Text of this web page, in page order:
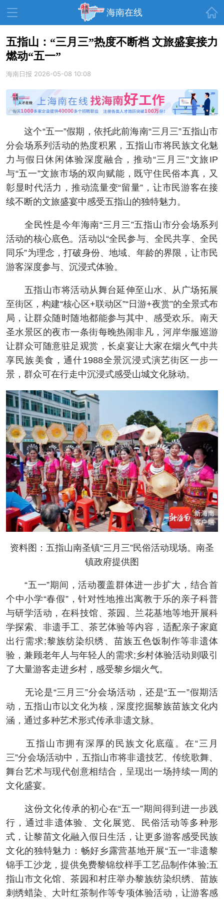
海南在线
资讯中心
教育 健康 房产
生活 演出 活动
展会 走读海南 周末去哪儿
人才在线 天涯企服
五指山：“三月三”热度不断档 文旅盛宴接力
燃动“五一”
海南日报 2026-05-08 10:08
这个“五一”假期，依托此前海南“三月三”五指山市
分会场系列活动的热度积累，五指山市将民族文化魅
力与假日休闲体验深度融合，推动“三月三”文旅IP
与“五一”文旅市场的双向赋能，既守住民俗本真，又
彰显时代活力，推动流量变“留量”，让市民游客在接
续不断的文旅盛宴中感受五指山的独特魅力。
全民性是今年海南“三月三”五指山市分会场系列
活动的核心底色。活动以“全民参与、全民共享、全民
同乐”为理念，打破身份、地域、年龄的界限，让市民
游客深度参与、沉浸式体验。
五指山市将活动从舞台延伸至山水、从广场拓展
至街区，构建“核心区+联动区”“日游+夜赏”的全景式布
局，让群众随时随地都能参与其中、感受欢乐。南天
圣水景区的夜市一条街每晚热闹非凡，河岸华服巡游
让群众可随意驻足观赏，长桌宴让大家在烟火气中共
享民族美食，通什1988全景沉浸式演艺街区一步一
景，群众可在行走中沉浸式感受山城文化脉动。
资料图：五指山南圣镇“三月三”民俗活动现场。南圣
镇政府提供图
“五一”期间，活动覆盖群体进一步扩大，结合首
个中小学“春假”，针对性地推出寓教于乐的亲子科普
与研学活动，在科技馆、茶园、兰花基地等地开展科
学探索、非遗手工、茶艺体验等内容，适配亲子家庭
出行需求;黎族纺染织绣、苗族五色饭制作等非遗体
验，兼顾老年人与年轻人的需求;乡村体验活动则吸引
了大量游客走进乡村，感受黎乡烟火气。
无论是“三月三”分会场活动，还是“五一”假期活
动，五指山市以文化为核，深度挖掘黎族苗族文化内
涵，通过多种艺术形式传承非遗文脉。
五指山市拥有深厚的民族文化底蕴。在“三月
三”分会场活动中，五指山市将非遗技艺、传统歌舞、
舞台艺术与现代创意相结合，呈现出一场持续一周的
文化盛宴。
这份文化传承的初心在“五一”期间得到进一步践
行，通过非遗体验、文化展览、民俗活动等多种形
式，让黎苗文化融入假日生活，让更多游客感受民族
文化的独特魅力：畅好乡露营基地开展“五一”非遗黎
锦手工沙龙，提供免费黎锦纹样手工艺品制作体验;五
指山市文化馆、茶园和村庄举办黎族纺染织绣、苗族
刺绣蜡染、大叶红茶制作等专项体验活动，让游客感